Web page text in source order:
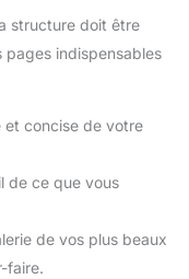
structure doit être
pages indispensables
et concise de votre
de ce que vous
de vos plus beaux
faire.